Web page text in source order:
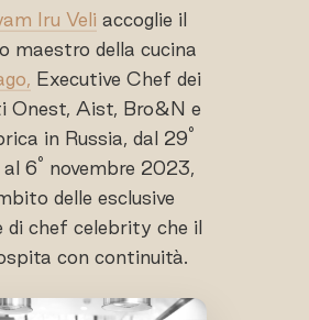
Iru Veli accoglie il
maestro della cucina
Executive Chef dei
Onest, Aist, Bro&N e
in Russia, dal 29°
6° novembre 2023,
delle esclusive
di chef celebrity che il
con continuità.